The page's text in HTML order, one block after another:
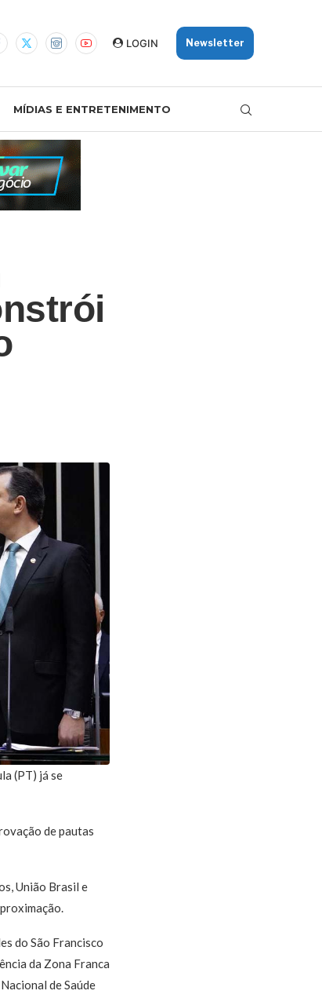
LOGIN Newsletter
MÍDIAS E ENTRETENIMENTO
(PT) já se
de pautas
União Brasil e
do São Francisco
da Zona Franca
de Saúde